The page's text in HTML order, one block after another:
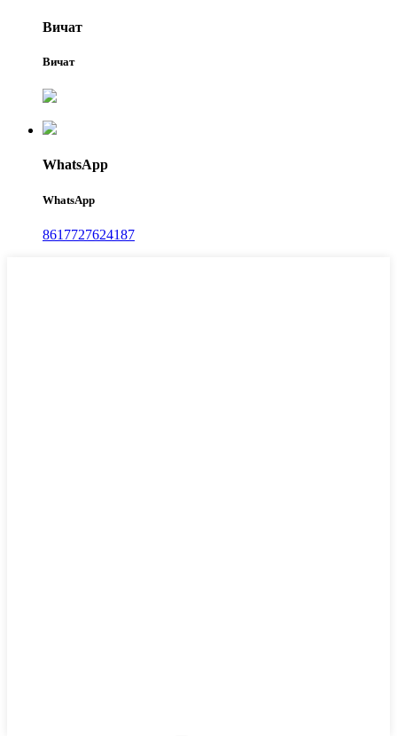
Вичат
Вичат
WhatsApp
WhatsApp
8617727624187